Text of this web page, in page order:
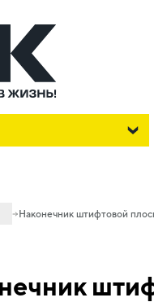
Наконечник штифтовой